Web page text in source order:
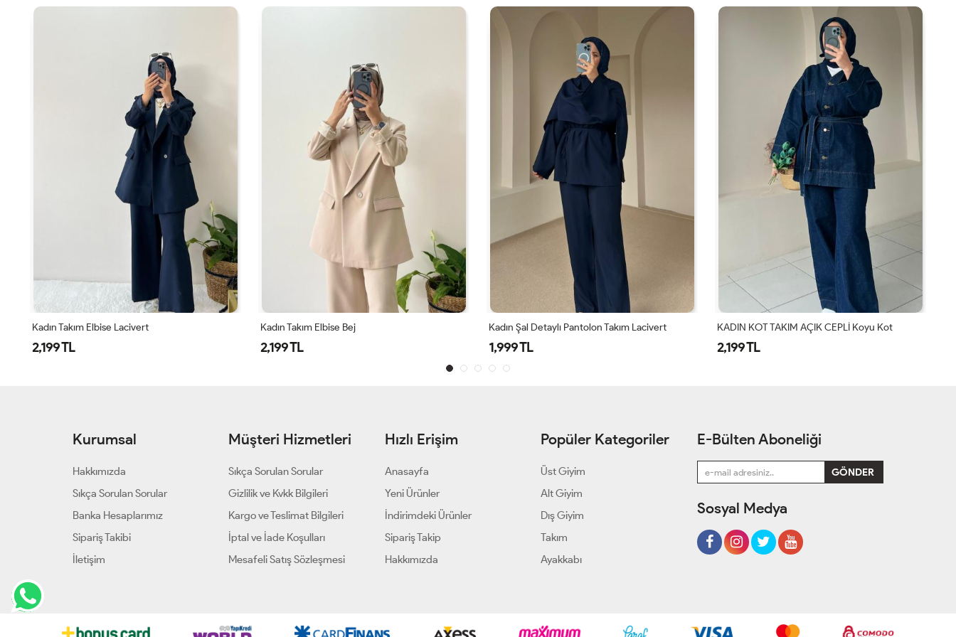
Kadın Takım Elbise Bej
2,199 TL
Kadın Şal Detaylı Pantolon Takım Lacivert
1,999 TL
KADIN KOT TAKIM AÇIK CEPLİ Koyu Kot
2,199 TL
Kadın Bağcıklı Pervazlı Takım Kahverengi
1,999 TL
Kurumsal
Hakkımızda
Sıkça Sorulan Sorular
Banka Hesaplarımız
Sipariş Takibi
İletişim
Müşteri Hizmetleri
Sıkça Sorulan Sorular
Gizlilik ve Kvkk Bilgileri
Kargo ve Teslimat Bilgileri
İptal ve İade Koşulları
Mesafeli Satış Sözleşmesi
Hızlı Erişim
Anasayfa
Yeni Ürünler
İndirimdeki Ürünler
Sipariş Takip
Hakkımızda
Popüler Kategoriler
Üst Giyim
Alt Giyim
Dış Giyim
Takım
Ayakkabı
E-Bülten Aboneliği
Sosyal Medya